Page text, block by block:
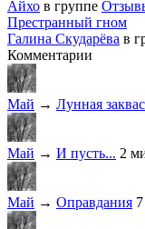
Айхо в группе
Престранный гном
Галина Скударёва в
Комментарии
Май → Лунная
Май → И пусть... 2
Май → Оправдания